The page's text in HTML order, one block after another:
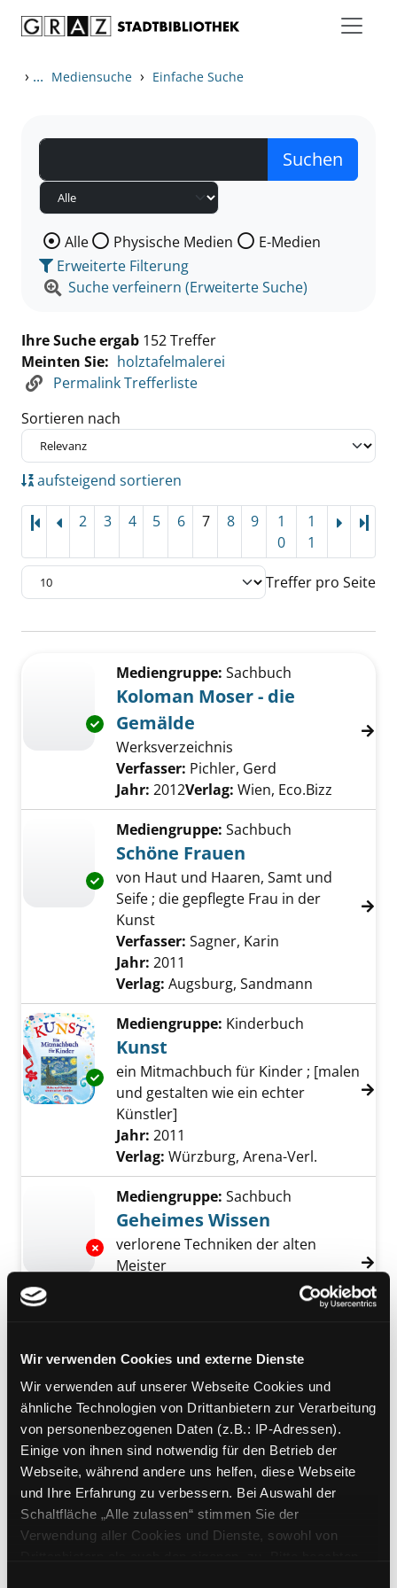
Wir verwenden Cookies und externe Dienste
Wir verwenden auf unserer Webseite Cookies und
ähnliche Technologien von Drittanbietern zur Verarbeitung
von personenbezogenen Daten (z.B.: IP-Adressen).
Einige von ihnen sind notwendig für den Betrieb der
Webseite, während andere uns helfen, diese Webseite
und Ihre Erfahrung zu verbessern. Bei Auswahl der
Schaltfläche „Alle zulassen“ stimmen Sie der
Verwendung aller Cookies und Dienste, sowohl von
› ... Mediensuche › Einfache Suche
Wählen Sie die Medienart nach der Sie suchen wollen.
Alle Physische Medien
E-Medien
Erweiterte Filterung
Suche verfeinern (Erweiterte Suche)
Ihre Suche ergab 152 Treffer
Meinten Sie: holztafelmalerei
Permalink Trefferliste
Sortieren nach
aufsteigend sortieren
2 3 4 5 6 7 8 9
1
0
1
1
Treffer pro Seite
Zu den Suchfiltern springen
Exemplar-Details von Koloman Moser - die
Mediengruppe: Sachbuch
Koloman Moser - die
Gemälde
Werksverzeichnis
Verfasser: Pichler, Gerd
Jahr: 2012Verlag: Wien, Eco.Bizz
Exemplar-Details von Schöne Frauen
Mediengruppe: Sachbuch
Schöne Frauen
von Haut und Haaren, Samt und
Seife ; die gepflegte Frau in der
Kunst
Verfasser: Sagner, Karin
Jahr: 2011
Verlag: Augsburg, Sandmann
Exemplar-Details von Kunst anzeigen
Mediengruppe: Kinderbuch
Kunst
ein Mitmachbuch für Kinder ; [malen
und gestalten wie ein echter
Künstler]
Suche nach diesem Verfasser
Jahr: 2011
Verlag: Würzburg, Arena-Verl.
Exemplar-Details von Geheimes Wissen
Mediengruppe: Sachbuch
Geheimes Wissen
verlorene Techniken der alten
Meister
Suche nach
Exemplar-Details von Berliner
Mediengruppe:DVD
Berliner Gemäldegalerie
Verfasser:Schäfer, Hubert [Regie]Suche
Jahr:2009
Verlag:[o.O.], Absolut Medien
Mediengruppe:Belletristik
Tod und Mädchen